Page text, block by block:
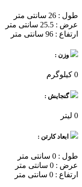
طول : 26 سانتی متر
عرض : 25.5 سانتی متر
ارتفاع : 96 سانتی متر
وزن :
0 کیلوگرم
گنجایش :
0 لیتر
ابعاد کارتن :
طول : 0 سانتی متر
عرض : 0 سانتی متر
ارتفاع : 0 سانتی متر